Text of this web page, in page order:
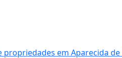
em Aparecida de